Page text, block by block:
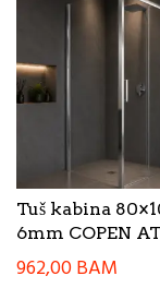
Tuš kabina
6mm COPEN
962,00BAM